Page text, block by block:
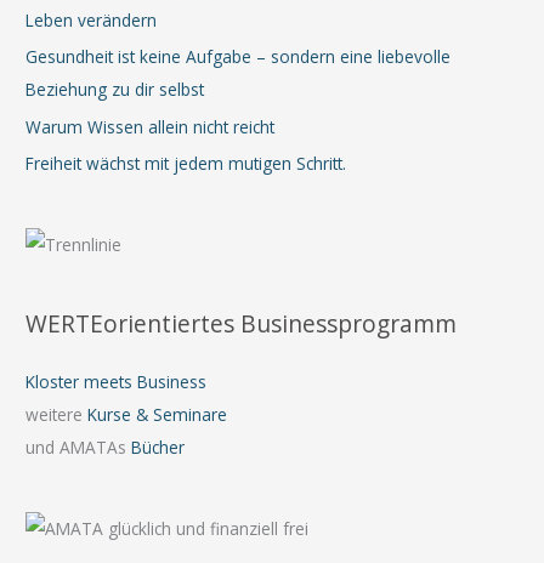
Leben verändern
Gesundheit ist keine Aufgabe – sondern eine liebevolle
Beziehung zu dir selbst
Warum Wissen allein nicht reicht
Freiheit wächst mit jedem mutigen Schritt.
WERTEorientiertes Businessprogramm
Kloster meets Business
weitereKurse & Seminare
und AMATAsBücher